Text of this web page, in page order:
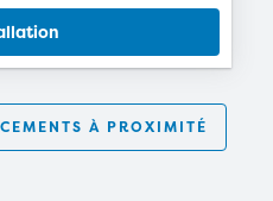
À PROXIMITÉ